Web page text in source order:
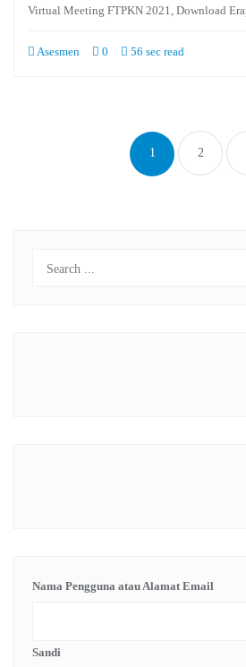
Virtual Meeting FTPKN 2021, Download
Asesmen 0 56 sec read
pos
1 2
Nama Pengguna atau Alamat Email
Sandi